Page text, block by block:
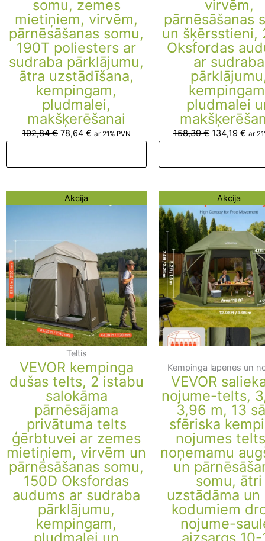
somu, zemes
mietiņiem, virvēm,
pārnēsāšanas somu,
190T poliesters ar
sudraba pārklājumu,
ātra uzstādīšana,
kempingam,
pludmalei,
makšķerēšanai
102,84€ 78,64 € ar 21% PVN
virvēm,
pārnēsāšanas
un šķērsstieni,
Oksfordas
ar sudraba
pludmalei
158,39€ 134,19 € ar
Akcija
Teltis
VEVOR kempinga
dušas telts, 2 istabu
salokāma
pārnēsājama
privātuma telts
ģērbtuvei ar zemes
mietiņiem, virvēm un
pārnēsāšanas somu,
150D Oksfordas
audums ar sudraba
pārklājumu,
kempingam,
Original
166,86 €.
Akcija
Kempinga lapenes un
VEVOR
nojume-telts,
3,96 m, 13
sfēriska
nojumes
noņemamu
un
somu, ātri
uzstādāma un
kodumiem
nojume-
Original
price
was:
437,90 €.
price
is: